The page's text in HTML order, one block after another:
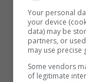
dismisura.
che la
anche alla
Your personal
your device
data) may be
partners, or
may use precise
Some vendors
of legitimate